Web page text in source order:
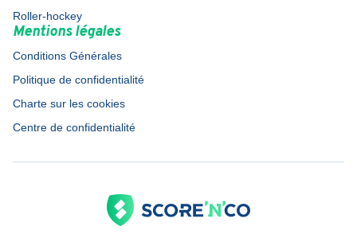
Roller-hockey
Mentions légales
Conditions Générales
Politique de confidentialité
Charte sur les cookies
Centre de confidentialité